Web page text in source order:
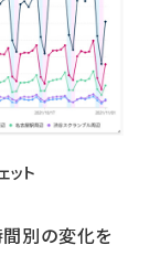
ト
間別の変化を